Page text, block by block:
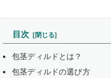
目次
包茎ディルドとは？
包茎ディルドの選び方